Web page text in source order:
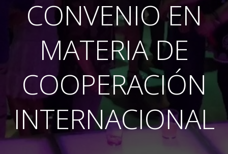
CONVENIO EN
MATERIA DE
COOPERACIÓN
INTERNACIONAL